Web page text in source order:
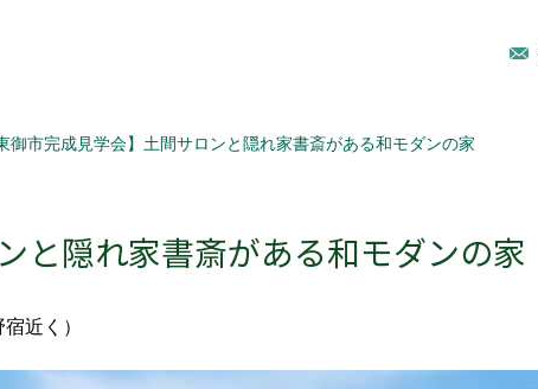
東御市完成見学会】土間サロンと隠れ家書斎がある和モダンの家
と隠れ家書斎がある和モダンの家
近く）